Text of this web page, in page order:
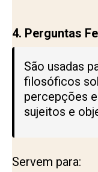
4. Perguntas
São usadas
filosóficos
percepções
sujeitos e
Servem para: